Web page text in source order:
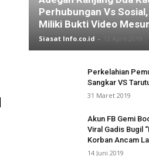
Perhubungan Vs
Miliki Bukti Video
Siasat Info.co.id -
Perkelahian
Sangkar VS
31 Maret 2019
Akun FB Gemi
Viral Gadis Bugil
Korban Ancam
14 Juni 2019